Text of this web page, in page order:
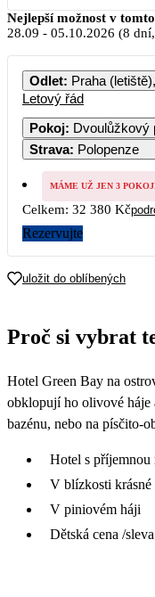
Nejlepší možnost v
28.09 - 05.10.2026 (8
Odlet: Praha
Letový řád
Pokoj: Dvoulůžkový
Strava: Polopenze
MÁME UŽ JEN 3
Celkem: 32 380 Kč
Rezervujte
uložit do oblíbených
Proč si vybrat
Hotel Green Bay na
obklopují ho olivové háje
bazénu, nebo na písčito-
Hotel s příjemnou
V blízkosti krásné
V piniovém háji
Dětská cena /